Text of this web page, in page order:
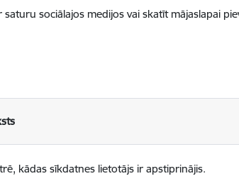
sociālajos medijos vai skatīt mājaslapai
kādas sīkdatnes lietotājs ir apstiprinājis.